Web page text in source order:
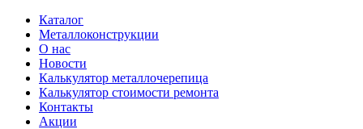
Каталог
Металлоконструкции
О нас
Новости
Калькулятор металлочерепица
Калькулятор стоимости ремонта
Контакты
Акции